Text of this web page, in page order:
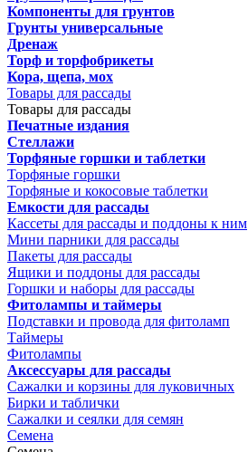
Компоненты для грунтов
Грунты универсальные
Дренаж
Торф и торфобрикеты
Кора, щепа, мох
Товары для рассады
Товары для рассады
Печатные издания
Стеллажи
Торфяные горшки и таблетки
Торфяные горшки
Торфяные и кокосовые таблетки
Емкости для рассады
Кассеты для рассады и поддоны к ним
Мини парники для рассады
Пакеты для рассады
Ящики и поддоны для рассады
Горшки и наборы для рассады
Фитолампы и таймеры
Подставки и провода для фитоламп
Таймеры
Фитолампы
Аксессуары для рассады
Сажалки и корзины для луковичных
Бирки и таблички
Сажалки и сеялки для семян
Семена